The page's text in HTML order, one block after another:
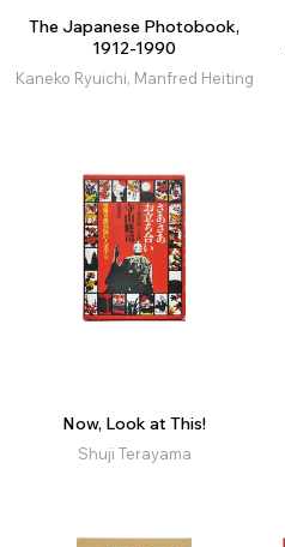
The Japanese Photobook,
1912-1990
Kaneko Ryuichi, Manfred Heiting
Now, Look at This!
Shuji Terayama